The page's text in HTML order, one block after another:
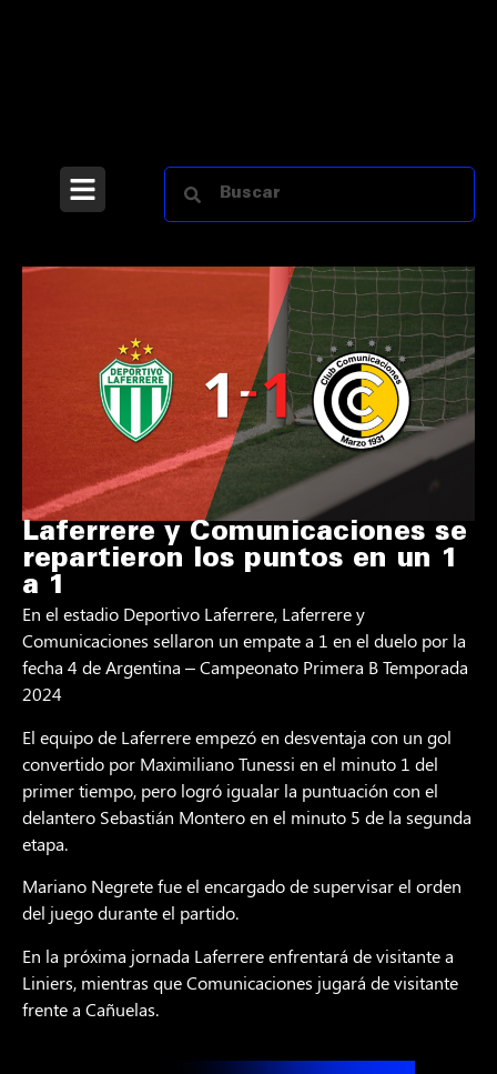
Laferrere y Comunicaciones se
repartieron los puntos en un 1
a 1
En el estadio Deportivo Laferrere, Laferrere y
Comunicaciones sellaron un empate a 1 en el duelo por la
fecha 4 de Argentina – Campeonato Primera B Temporada
2024
El equipo de Laferrere empezó en desventaja con un gol
convertido por Maximiliano Tunessi en el minuto 1 del
primer tiempo, pero logró igualar la puntuación con el
delantero Sebastián Montero en el minuto 5 de la segunda
etapa.
Mariano Negrete fue el encargado de supervisar el orden
del juego durante el partido.
En la próxima jornada Laferrere enfrentará de visitante a
Liniers, mientras que Comunicaciones jugará de visitante
frente a Cañuelas.